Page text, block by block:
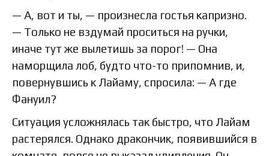
— А, вот и ты, — произнесла гостья капризно.
— Только не вздумай проситься на ручки,
иначе тут же вылетишь за порог! — Она
наморщила лоб, будто что-то припомнив, и,
повернувшись к Лайаму, спросила: — А где
Фануил?
Ситуация усложнялась так быстро, что Лайам
растерялся. Однако дракончик, появившийся в